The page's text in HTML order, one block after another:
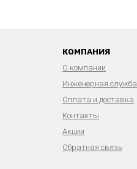
КОМПАНИЯ
О компании
Инженерная служба
Оплата и доставка
Контакты
Акции
Обратная связь